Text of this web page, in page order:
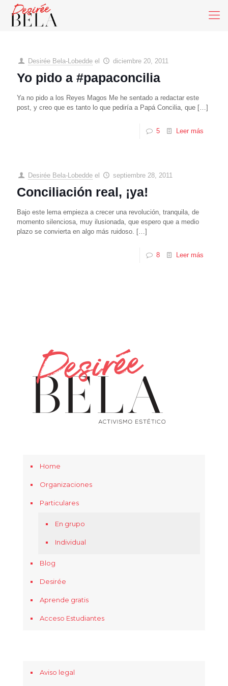
Desirée Bela-Lobedde el diciembre 20, 2011
Yo pido a #papaconcilia
Ya no pido a los Reyes Magos Me he sentado a redactar este
post, y creo que es tanto lo que pediría a Papá Concilia, que […]
5 Leer más
Desirée Bela-Lobedde el septiembre 28, 2011
Conciliación real, ¡ya!
Bajo este lema empieza a crecer una revolución, tranquila, de
momento silenciosa, muy ilusionada, que espero que a medio
plazo se convierta en algo más ruidoso. […]
8 Leer más
Home
Organizaciones
Particulares
En grupo
Individual
Blog
Desirée
Aprende gratis
Acceso Estudiantes
Aviso legal